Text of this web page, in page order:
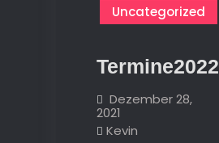
Uncategorized
Termine2022
Dezember 28,
2021
Kevin